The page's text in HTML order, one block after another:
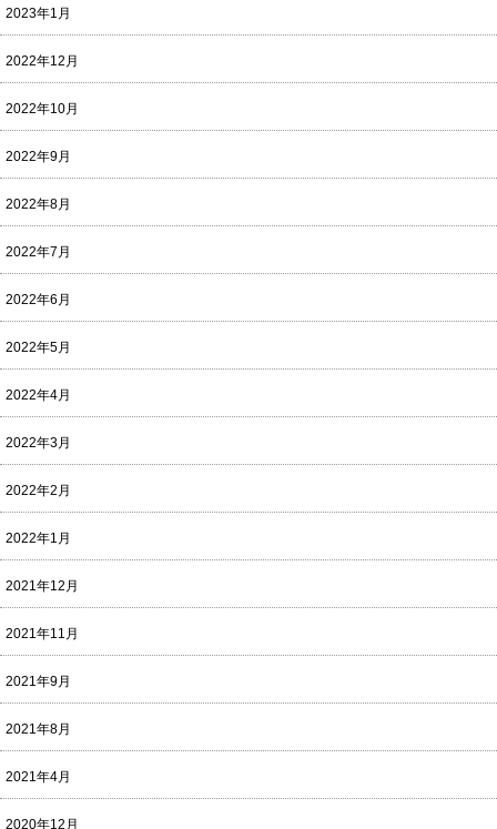
2023年1月
2022年12月
2022年10月
2022年9月
2022年8月
2022年7月
2022年6月
2022年5月
2022年4月
2022年3月
2022年2月
2022年1月
2021年12月
2021年11月
2021年9月
2021年8月
2021年4月
2020年12月